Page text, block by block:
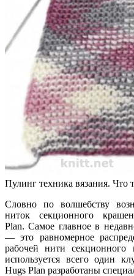
Пулинг техника вязания. Что
Словно по волшебству
ниток секционного
Plan. Самое главное в
— это равномерное
рабочей нити
используется всего один
Hugs Plan разработаны